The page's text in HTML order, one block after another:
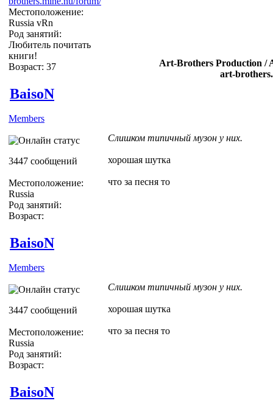
Местоположение:
Russia vRn
Род занятий:
Любитель почитать
книги!
Возраст: 37
Art-Brothers Production /
art-
BaisoN
Members
3447 сообщений
Местоположение:
Russia
Род занятий:
Возраст:
Слишком типичный музон у них.
хорошая шутка
что за песня то
BaisoN
Members
3447 сообщений
Местоположение:
Russia
Род занятий:
Возраст:
Слишком типичный музон у них.
хорошая шутка
что за песня то
BaisoN